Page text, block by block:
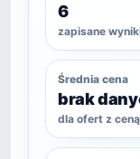
6
zapisane
Średnia cena
brak
dla ofert z ceną